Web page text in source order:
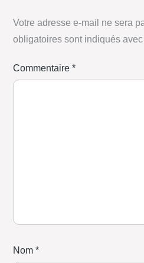
Votre adresse e-mail ne sera
obligatoires sont indiqués
Commentaire*
Nom*